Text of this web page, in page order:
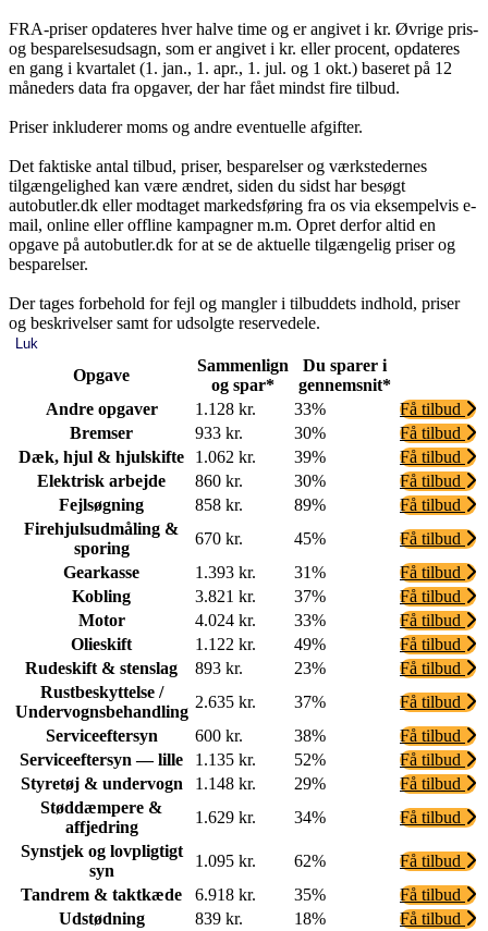
FRA-priser opdateres hver halve time og er angivet i kr. Øvrige pris-
og besparelsesudsagn, som er angivet i kr. eller procent, opdateres
en gang i kvartalet (1. jan., 1. apr., 1. jul. og 1 okt.) baseret på 12
måneders data fra opgaver, der har fået mindst fire tilbud.
Priser inkluderer moms og andre eventuelle afgifter.
Det faktiske antal tilbud, priser, besparelser og værkstedernes
tilgængelighed kan være ændret, siden du sidst har besøgt
autobutler.dk eller modtaget markedsføring fra os via eksempelvis e-
mail, online eller offline kampagner m.m. Opret derfor altid en
opgave på autobutler.dk for at se de aktuelle tilgængelig priser og
besparelser.
Der tages forbehold for fejl og mangler i tilbuddets indhold, priser
og beskrivelser samt for udsolgte reservedele.
Luk
Opgave
Sammenlign
og spar*
Du sparer i
gennemsnit*
Andre opgaver
1.128 kr. 33%
Få tilbud
Bremser
933 kr. 30%
Få tilbud
Dæk, hjul & hjulskifte
1.062 kr. 39%
Få tilbud
Elektrisk arbejde
860 kr. 30%
Få tilbud
Fejlsøgning
858 kr. 89%
Få tilbud
Firehjulsudmåling &
sporing
670 kr. 45%
Få tilbud
Gearkasse
1.393 kr. 31%
Få tilbud
Kobling
3.821 kr. 37%
Få tilbud
Motor
4.024 kr. 33%
Få tilbud
Olieskift
1.122 kr. 49%
Få tilbud
Rudeskift & stenslag
893 kr. 23%
Få tilbud
Rustbeskyttelse /
Undervognsbehandling
2.635 kr. 37%
Få tilbud
Serviceeftersyn
600 kr. 38%
Få tilbud
Serviceeftersyn — lille
1.135 kr. 52%
Få tilbud
Styretøj & undervogn
1.148 kr. 29%
Få tilbud
Støddæmpere &
affjedring
1.629 kr. 34%
Få tilbud
Synstjek og lovpligtigt
syn
1.095 kr. 62%
Få tilbud
Tandrem & taktkæde
6.918 kr. 35%
Få tilbud
Udstødning
839 kr. 18%
Få tilbud